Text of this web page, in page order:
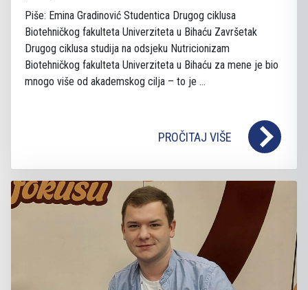
Piše: Emina Gradinović Studentica Drugog ciklusa
Biotehničkog fakulteta Univerziteta u Bihaću Završetak
Drugog ciklusa studija na odsjeku Nutricionizam
Biotehničkog fakulteta Univerziteta u Bihaću za mene je bio
mnogo više od akademskog cilja – to je ...
PROČITAJ VIŠE